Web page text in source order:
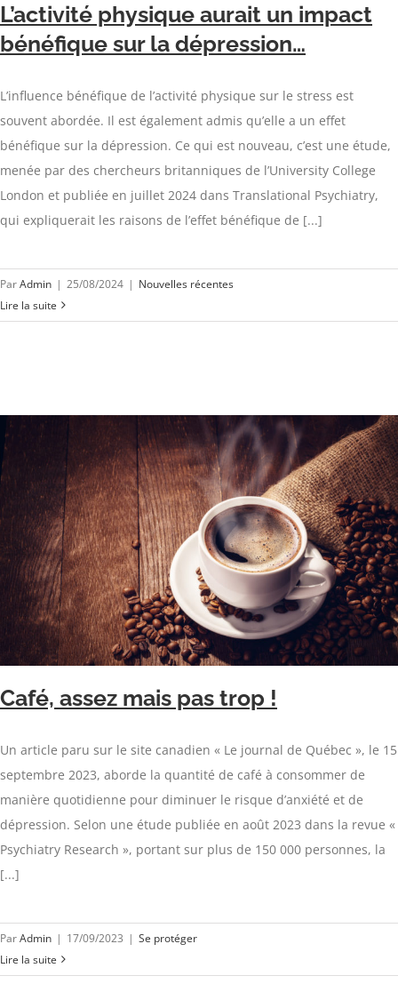
L’activité physique aurait un impact
bénéfique sur la dépression…
L’influence bénéfique de l’activité physique sur le stress est
souvent abordée. Il est également admis qu’elle a un effet
bénéfique sur la dépression. Ce qui est nouveau, c’est une étude,
menée par des chercheurs britanniques de l’University College
London et publiée en juillet 2024 dans Translational Psychiatry,
qui expliquerait les raisons de l’effet bénéfique de [...]
ParAdmin | 25/08/2024 | Nouvelles récentes
Lire la suite
Café, assez mais pas trop !
Un article paru sur le site canadien « Le journal de Québec », le 15
septembre 2023, aborde la quantité de café à consommer de
manière quotidienne pour diminuer le risque d’anxiété et de
dépression. Selon une étude publiée en août 2023 dans la revue «
Psychiatry Research », portant sur plus de 150 000 personnes, la
[...]
ParAdmin | 17/09/2023 | Se protéger
Lire la suite